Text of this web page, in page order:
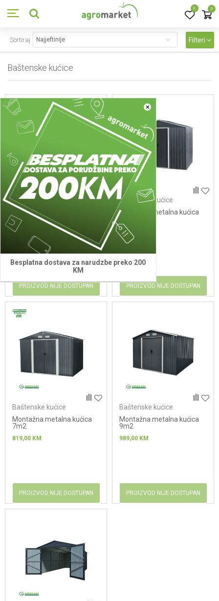
0 0
×
Besplatna dostava za narudzbe preko 200
KM
Baštenske kućice
Sortiraj Filteri
Baštenske kućice
Montažna metalna kućica
2.5m2
456,00
PROIZVOD NIJE DOSTUPAN
Baštenske kućice
Montažna metalna kućica
585,00
PROIZVOD NIJE DOSTUPAN
Baštenske kućice
Montažna metalna kućica
7m2
819,00 KM
PROIZVOD NIJE DOSTUPAN
Baštenske kućice
Montažna metalna kućica
9m2
989,00 KM
PROIZVOD NIJE DOSTUPAN